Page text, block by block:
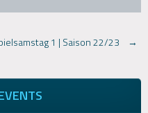
1 | Saison 22/23 →